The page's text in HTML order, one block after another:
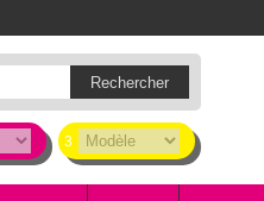
3